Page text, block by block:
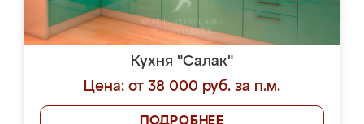
Кухня "Салак"
Цена: от 38 000 руб. за п.м.